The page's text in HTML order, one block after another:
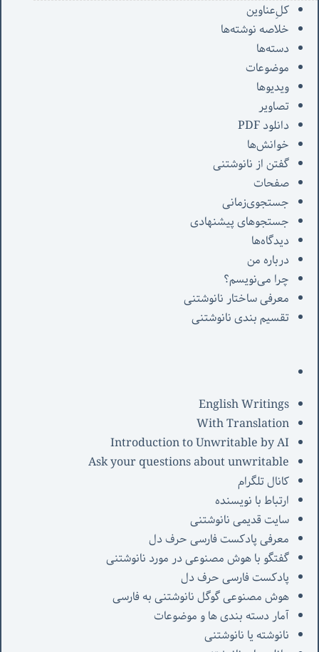
کل‌ِعناوین
خلاصه نوشته‌ها
دسته‌ها
موضوعات
ویدیوها
تصاویر
دانلود PDF
خوانش‌ها
گفتن از نانوشتنی
صفحات
جستجوی‌زمانی
جستجوهای پیشنهادی
دیدگاه‌ها
درباره من
چرا می‌نویسم؟
معرفی‌ ساختار نانوشتنی
تقسیم بندی نانوشتنی
English Writings
With Translation
Introduction to Unwritable by AI
Ask your questions about unwritable
کانال تلگرام
ارتباط با نویسنده
سایت قدیمی نانوشتنی
معرفی پادکست فارسی حرف دل
گفتگو با هوش مصنوعی در مورد نانوشتنی
پادکست فارسی حرف دل
هوش مصنوعی گوگل نانوشتنی به فارسی
آمار دسته بندی ها و موضوعات
نانوشته یا نانوشتنی